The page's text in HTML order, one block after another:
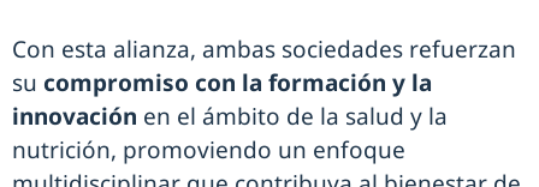
Con esta alianza, ambas sociedades refuerzan
su compromiso con la formación y la
innovación en el ámbito de la salud y la
nutrición, promoviendo un enfoque